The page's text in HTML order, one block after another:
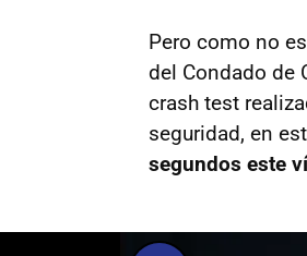
Pero como no
del Condado de
crash test
seguridad, en
segundos este